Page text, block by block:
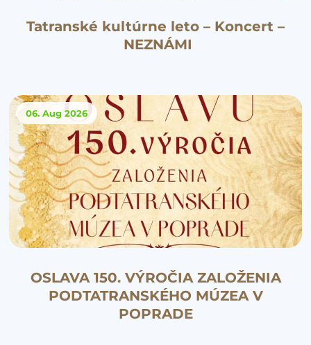
Tatranské kultúrne leto – Koncert –
NEZNÁMI
06. Aug 2026
OSLAVA 150. VÝROČIA ZALOŽENIA
PODTATRANSKÉHO MÚZEA V
POPRADE